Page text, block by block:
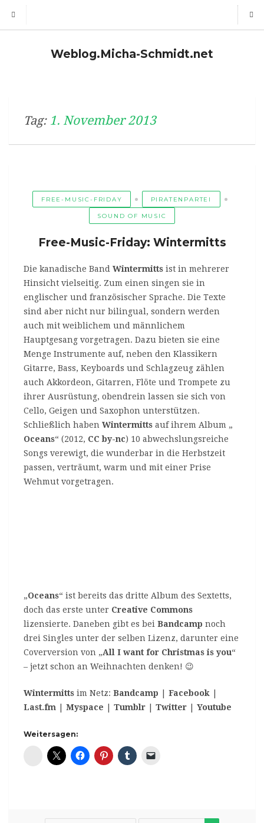
Weblog.Micha-Schmidt.net
Tag: 1. November 2013
FREE-MUSIC-FRIDAY PIRATENPARTEI
SOUND OF MUSIC
Free-Music-Friday: Wintermitts
Die kanadische Band Wintermitts ist in mehrerer
Hinsicht vielseitig. Zum einen singen sie in
englischer und französischer Sprache. Die Texte
sind aber nicht nur bilingual, sondern werden
auch mit weiblichem und männlichem
Hauptgesang vorgetragen. Dazu bieten sie eine
Menge Instrumente auf, neben den Klassikern
Gitarre, Bass, Keyboards und Schlagzeug zählen
auch Akkordeon, Gitarren, Flöte und Trompete zu
ihrer Ausrüstung, obendrein lassen sie sich von
Cello, Geigen und Saxophon unterstützen.
Schließlich haben Wintermitts auf ihrem Album „
Oceans“ (2012, CC by-nc) 10 abwechslungsreiche
Songs verewigt, die wunderbar in die Herbstzeit
passen, verträumt, warm und mit einer Prise
Wehmut vorgetragen.
„Oceans“ ist bereits das dritte Album des Sextetts,
doch das erste unter Creative Commons
lizensierte. Daneben gibt es bei Bandcamp noch
drei Singles unter der selben Lizenz, darunter eine
Coverversion von „All I want for Christmas is you“
– jetzt schon an Weihnachten denken! 😉
Wintermitts im Netz: Bandcamp Facebook
Last.fm
Myspace Tumblr Twitter Youtube
Weitersagen:
Diaspora*